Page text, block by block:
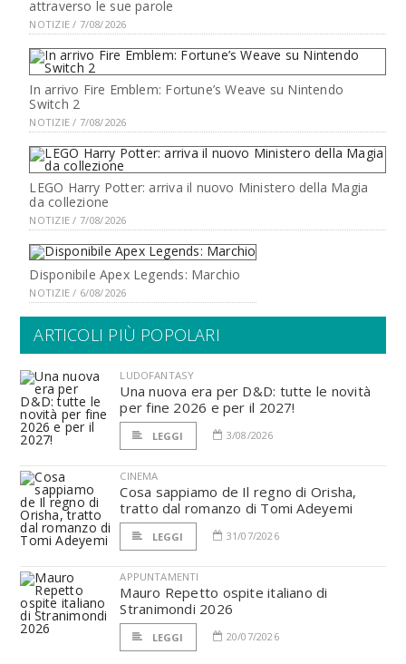
attraverso le sue parole
NOTIZIE / 7/08/2026
In arrivo Fire Emblem: Fortune’s Weave su Nintendo
Switch 2
NOTIZIE / 7/08/2026
LEGO Harry Potter: arriva il nuovo Ministero della Magia
da collezione
NOTIZIE / 7/08/2026
Disponibile Apex Legends: Marchio
NOTIZIE / 6/08/2026
ARTICOLI PIÙ POPOLARI
LUDOFANTASY
Una nuova era per D&D: tutte le novità
per fine 2026 e per il 2027!
LEGGI 3/08/2026
CINEMA
Cosa sappiamo de Il regno di Orisha,
tratto dal romanzo di Tomi Adeyemi
LEGGI 31/07/2026
APPUNTAMENTI
Mauro Repetto ospite italiano di
Stranimondi 2026
LEGGI 20/07/2026